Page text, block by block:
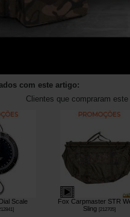
com este artigo:
Clientes que compraram
Scale
]
Fox Carpmaster STR
Sling [212705]